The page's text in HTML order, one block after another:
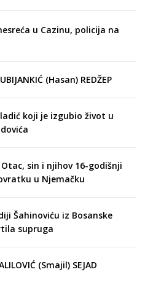
u Cazinu, policija na
(Hasan) REDŽEP
koji je izgubio život u
sin i njihov 16-godišnji
u Njemačku
Šahinoviću iz Bosanske
supruga
(Smajil) SEJAD